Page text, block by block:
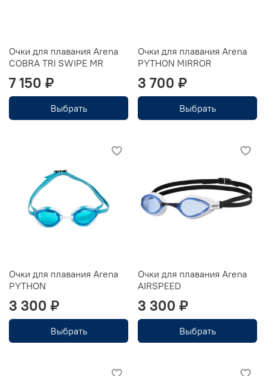
Очки для плавания Arena
COBRA TRI SWIPE MR
7 150 ₽
Выбрать
Очки для плавания Arena
PYTHON MIRROR
3 700 ₽
Выбрать
Очки для плавания Arena
PYTHON
3 300 ₽
Выбрать
Очки для плавания Arena
AIRSPEED
3 300 ₽
Выбрать